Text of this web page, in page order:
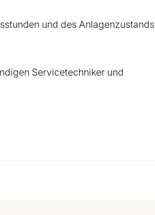
und des Anlagenzustands
Servicetechniker und